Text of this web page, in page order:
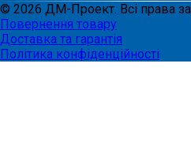
© 2026 ДМ-Проект. Всі права
Повернення товару
Доставка та гарантія
Політика конфіденційності